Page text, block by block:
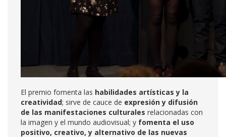
El premio fomenta las habilidades artísticas y la
creatividad; sirve de cauce de expresión y difusión
de las manifestaciones culturales relacionadas con
la imagen y el mundo audiovisual; y fomenta el uso
positivo, creativo, y alternativo de las nuevas